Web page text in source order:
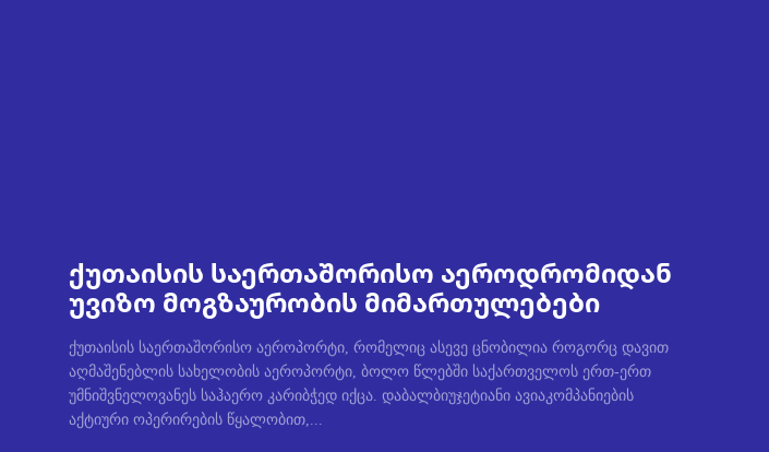
ქუთაისის საერთაშორისო აეროდრომიდან
უვიზო მოგზაურობის მიმართულებები
ქუთაისის საერთაშორისო აეროპორტი, რომელიც ასევე ცნობილია როგორც დავით
აღმაშენებლის სახელობის აეროპორტი, ბოლო წლებში საქართველოს ერთ-ერთ
უმნიშვნელოვანეს საჰაერო კარიბჭედ იქცა. დაბალბიუჯეტიანი ავიაკომპანიების
აქტიური ოპერირების წყალობით,...